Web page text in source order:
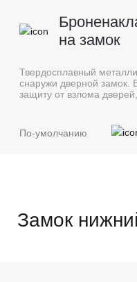
на замок
Твердосплавный
снаружи дверной замок.
защиту от взлома
По-умолчанию
Замок